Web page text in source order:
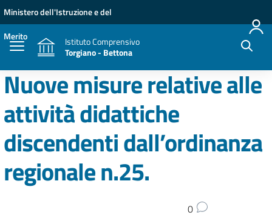
Vai ai contenuti
Vai al menu di navigazione
Vai al footer
Ministero dell'Istruzione e del
Merito
Istituto Comprensivo
Torgiano - Bettona
Nuove misure relative alle
attività didattiche
discendenti dall’ordinanza
regionale n.25.
0